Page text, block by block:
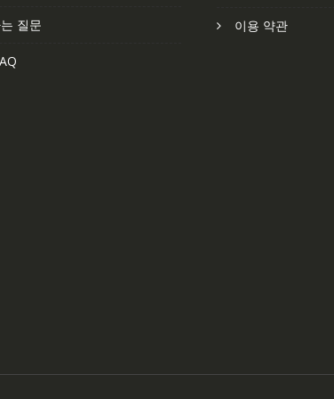
질문 이용 약관